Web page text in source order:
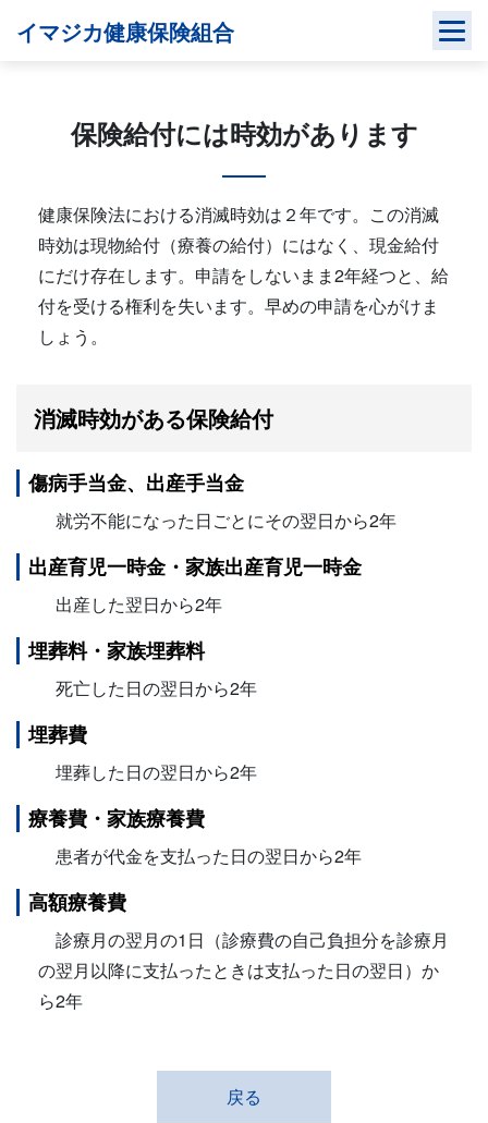
イマジカ健康保険組合
保険給付には時効があります
健康保険法における消滅時効は２年です。この消滅
時効は現物給付（療養の給付）にはなく、現金給付
にだけ存在します。申請をしないまま2年経つと、給
付を受ける権利を失います。早めの申請を心がけま
しょう。
消滅時効がある保険給付
傷病手当金、出産手当金
就労不能になった日ごとにその翌日から2年
出産育児一時金・家族出産育児一時金
出産した翌日から2年
埋葬料・家族埋葬料
死亡した日の翌日から2年
埋葬費
埋葬した日の翌日から2年
療養費・家族療養費
患者が代金を支払った日の翌日から2年
高額療養費
診療月の翌月の1日（診療費の自己負担分を診療月
の翌月以降に支払ったときは支払った日の翌日）か
ら2年
戻る